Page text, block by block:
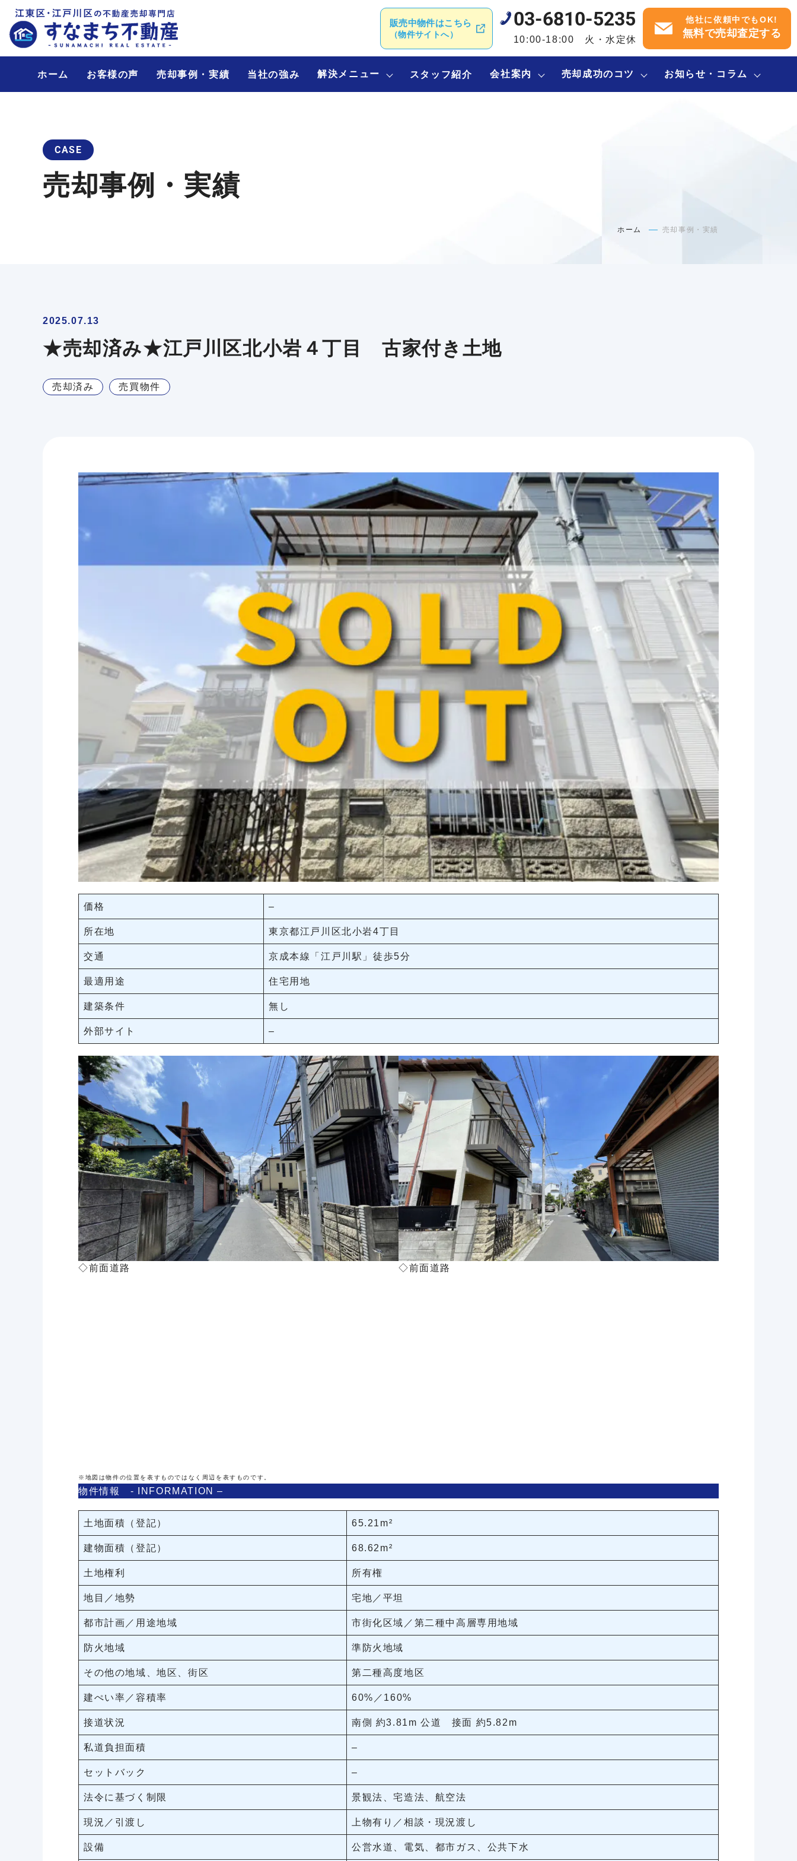
販売中物件はこちら
（物件サイトへ）
03-6810-5235
10:00-18:00 火・水定休
他社に依頼中でもOK!
無料で売却査定する
ホーム お客様の声 売却事例・実績 当社の強み 解決メニュー スタッフ紹介 会社案内 売却成功のコツ お知らせ・コラム
CASE
売却事例・実績
ホーム 売却事例・実績
2025.07.13
★売却済み★江戸川区北小岩４丁目 古家付き土地
売却済み 売買物件
価格 –
所在地 東京都江戸川区北小岩4丁目
交通 京成本線「江戸川駅」徒歩5分
最適用途 住宅用地
建築条件 無し
外部サイト –
◇前面道路 ◇前面道路
※地図は物件の位置を表すものではなく周辺を表すものです。
物件情報 - INFORMATION –
土地面積（登記） 65.21m²
建物面積（登記） 68.62m²
土地権利 所有権
地目／地勢 宅地／平坦
都市計画／用途地域 市街化区域／第二種中高層専用地域
防火地域 準防火地域
その他の地域、地区、街区 第二種高度地区
建ぺい率／容積率 60%／160%
接道状況 南側 約3.81m 公道 接面 約5.82m
私道負担面積 –
セットバック –
法令に基づく制限 景観法、宅造法、航空法
現況／引渡し 上物有り／相談・現況渡し
設備 公営水道、電気、都市ガス、公共下水